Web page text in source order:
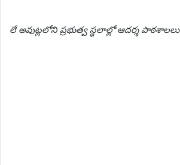
లే అవుట్లలోని ప్రభుత్వ స్థలాల్లో ఆదర్శ పాఠశాలలు